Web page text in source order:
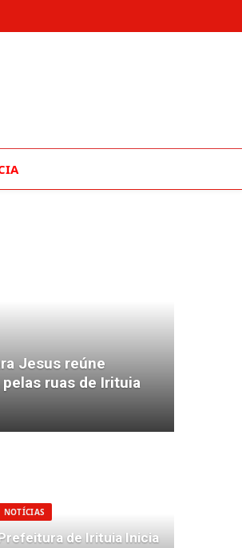
Jesus reúne
ruas de Irituia
NOTÍCIAS
de Irituia Inicia